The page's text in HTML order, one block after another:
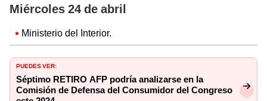
Miércoles 24 de abril
Ministerio del Interior.
PUEDES VER:
Séptimo RETIRO AFP podría analizarse en la
Comisión de Defensa del Consumidor del Congreso